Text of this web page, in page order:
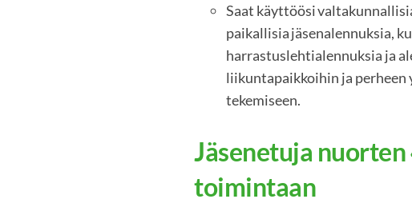
Saat käyttöösi
paikallisia jäsenalennuksia,
harrastuslehtialennuksia ja
liikuntapaikkoihin ja perheen
tekemiseen.
Jäsenetuja nuorten
toimintaan